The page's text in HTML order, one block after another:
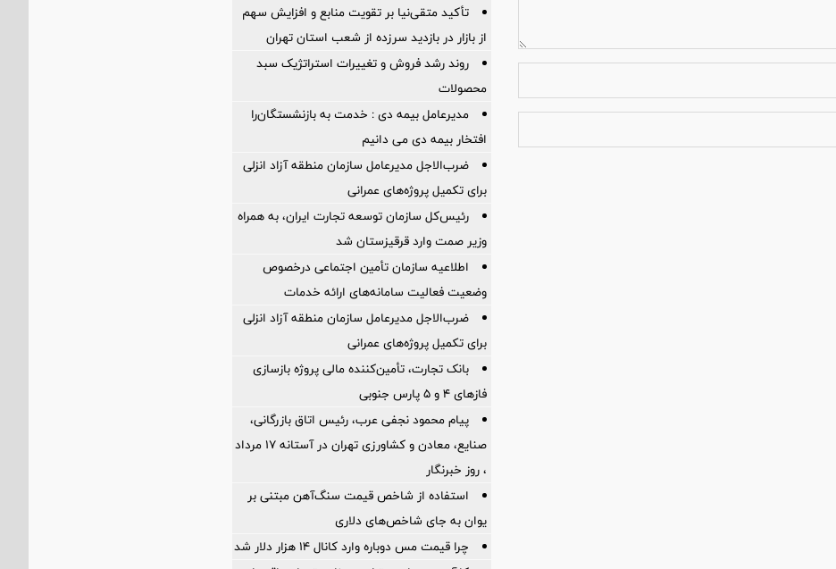
تأکید متقی‌نیا بر تقویت منابع و افزایش سهم
از بازار در بازدید سرزده از شعب استان تهران
روند رشد فروش و تغییرات استراتژیک سبد
محصولات
مدیرعامل بیمه دی : خدمت به بازنشستگان‌را
افتخار بیمه دی می دانیم
ضرب‌الاجل مدیرعامل سازمان منطقه آزاد انزلی
برای تكمیل پروژه‌های عمرانی
رئیس‌کل سازمان توسعه تجارت ایران، به همراه
وزیر صمت وارد قرقیزستان شد
اطلاعیه سازمان تأمین اجتماعی درخصوص
وضعیت فعالیت سامانه‌های ارائه خدمات
ضرب‌الاجل مدیرعامل سازمان منطقه آزاد انزلی
برای تكمیل پروژه‌های عمرانی
بانک تجارت، تأمین‌کننده مالی پروژه بازسازی
فازهای ۴ و ۵ پارس جنوبی
پیام محمود نجفی عرب، رئیس اتاق بازرگانی،
صنایع، معادن و کشاورزی تهران در آستانه 17 مرداد
، روز خبرنگار
استفاده از شاخص قیمت سنگ‌آهن مبتنی بر
یوان به جای شاخص‌های دلاری
چرا قیمت مس دوباره وارد کانال ۱۴ هزار دلار شد